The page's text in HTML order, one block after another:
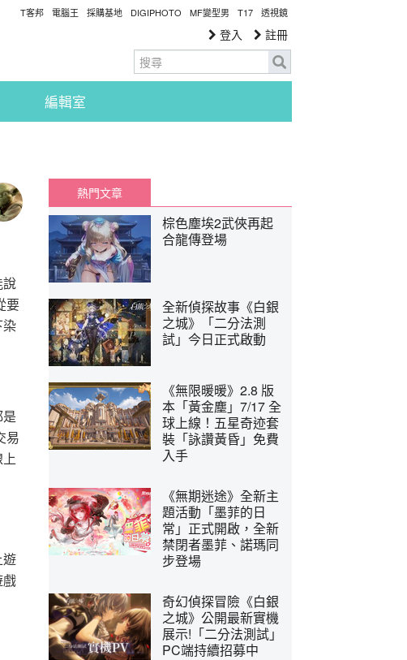
T客邦 電腦王 採購基地 DIGIPHOTO MF變型男 T17 透視鏡
登入 註冊
編輯室
說
要
染
易
遊
戲
熱門文章
棕色塵埃2武俠再起
合龍傳登場
全新偵探故事《白銀
之城》「二分法測
試」今日正式啟動
《無限暖暖》2.8 版
本「黃金塵」7/17 全
球上線！五星奇迹套
裝「詠讚黃昏」免費
入手
《無期迷途》全新主
題活動「墨菲的日
常」正式開啟，全新
禁閉者墨菲、諾瑪同
步登場
奇幻偵探冒險《白銀
之城》公開最新實機
展示!「二分法測試」
PC端持續招募中